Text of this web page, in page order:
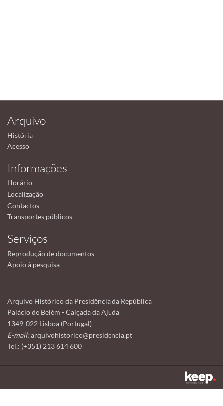
Arquivo
História
Acesso
Informações
Horário
Localização
Contactos
Transportes públicos
Serviços
Reprodução de documentos
Apoio à pesquisa
Arquivo Histórico da Presidência da República
Palácio de Belém - Calçada da Ajuda
1349-022 Lisboa (Portugal)
E-mail:arquivohistorico@presidencia.pt
Tel.: (+351) 213 614 600